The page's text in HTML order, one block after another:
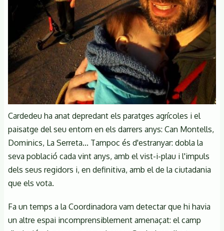
Cardedeu ha anat depredant els paratges agrícoles i el
paisatge del seu entorn en els darrers anys: Can Montells,
Dominics, La Serreta... Tampoc és d'estranyar: dobla la
seva població cada vint anys, amb el vist-i-plau i l'impuls
dels seus regidors i, en definitiva, amb el de la ciutadania
que els vota.
Fa un temps a la Coordinadora vam detectar que hi havia
un altre espai incomprensiblement amenaçat: el camp